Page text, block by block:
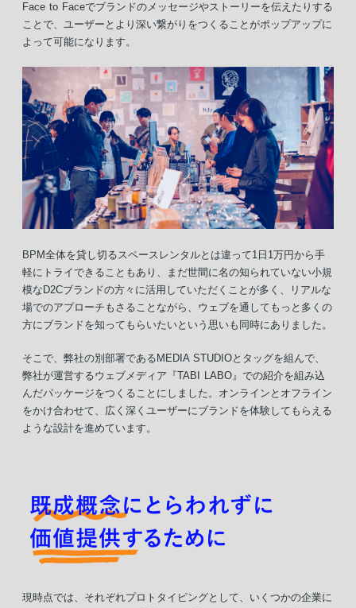
Face to Faceでブランドのメッセージやストーリーを伝えたりする
ことで、ユーザーとより深い繋がりをつくることがポップアップに
よって可能になります。
BPM全体を貸し切るスペースレンタルとは違って1日1万円から手
軽にトライできることもあり、まだ世間に名の知られていない小規
模なD2Cブランドの方々に活用していただくことが多く、リアルな
場でのアプローチもさることながら、ウェブを通してもっと多くの
方にブランドを知ってもらいたいという思いも同時にありました。
そこで、弊社の別部署であるMEDIA STUDIOとタッグを組んで、
弊社が運営するウェブメディア『TABI LABO』での紹介を組み込
んだパッケージをつくることにしました。オンラインとオフライン
をかけ合わせて、広く深くユーザーにブランドを体験してもらえる
ような設計を進めています。
現時点では、それぞれプロトタイピングとして、いくつかの企業に